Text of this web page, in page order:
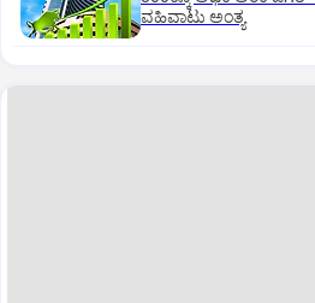
ವಹಿವಾಟು ಅಂತ್ಯ